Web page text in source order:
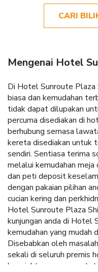
CARI
Mengenai Hotel
Di Hotel Sunroute Plaza
biasa dan kemudahan
tidak dapat dilupakan
percuma disediakan di
berhubung semasa
kereta disediakan untuk
sendiri. Sentiasa terima
melalui kemudahan
dan peti deposit
dengan pakaian pilihan
cucian kering dan
Hotel Sunroute Plaza
kunjungan anda di Hotel
kemudahan yang mudah
Disebabkan oleh
sekali di seluruh premis
kesejahteraan semua